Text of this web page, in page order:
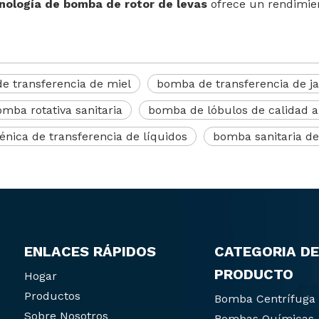
de bomba de rotor de levas ofrece un
transferencia de miel
bomba de transferencia de
rotativa sanitaria
bomba de lóbulos de calidad
de transferencia de líquidos
bomba sanitaria
ENLACES RÁPIDOS
Hogar
Productos
Sobre Nosotros
CATEGORIA DE
PRODUCTO
Bomba Centrífuga